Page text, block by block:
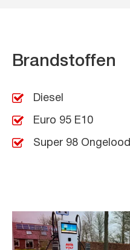
Brandstoffen
Diesel
Euro 95 E10
Super 98 Ongelood